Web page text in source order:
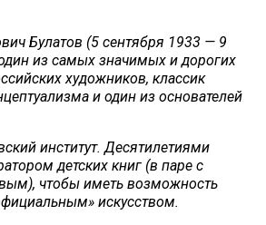
Булатов (5 сентября 1933 — 9
из самых значимых и дорогих
художников, классик
и один из основателей
институт. Десятилетиями
детских книг (в паре с
чтобы иметь возможность
искусством.